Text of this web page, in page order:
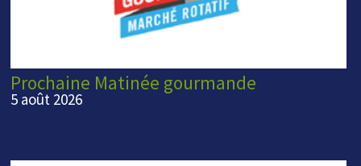
Prochaine Matinée gourmande
5 août 2026